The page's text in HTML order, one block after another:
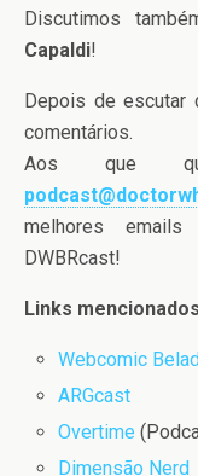
Discutimos
Capaldi!
Depois de escutar
comentários.
Aos que
melhores
DWBRcast!
Links
Webcomic
ARGcast
Overtime
Dimensão Nerd